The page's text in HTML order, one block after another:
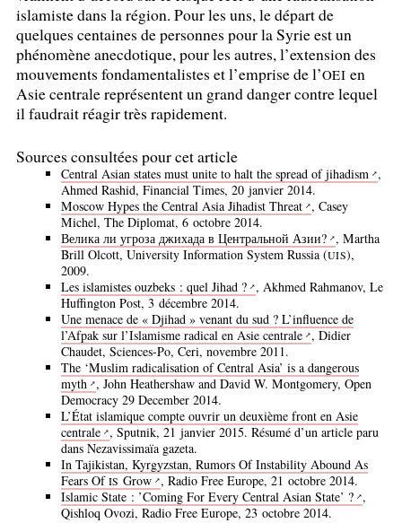
islamiste dans la région. Pour les uns, le départ de
quelques centaines de personnes pour la Syrie est un
phénomène anecdotique, pour les autres, l’extension des
mouvements fondamentalistes et l’emprise de l’OEI en
Asie centrale représentent un grand danger contre lequel
il faudrait réagir très rapidement.
Sources consultées pour cet article
Central Asian states must unite to halt the spread of jihadism ,
Ahmed Rashid, Financial Times, 20 janvier 2014.
Moscow Hypes the Central Asia Jihadist Threat , Casey
Michel, The Diplomat, 6 octobre 2014.
Велика ли угроза джихада в Центральной Азии? , Martha
Brill Olcott, University Information System Russia (UIS),
2009.
Les islamistes ouzbeks : quel Jihad ? , Akhmed Rahmanov, Le
Huffington Post, 3 décembre 2014.
Une menace de « Djihad » venant du sud ? L’influence de
l’Afpak sur l’Islamisme radical en Asie centrale , Didier
Chaudet, Sciences-Po, Ceri, novembre 2011.
The ‘Muslim radicalisation of Central Asia’ is a dangerous
myth , John Heathershaw and David W. Montgomery, Open
Democracy 29 December 2014.
L’État islamique compte ouvrir un deuxième front en Asie
centrale , Sputnik, 21 janvier 2015. Résumé d’un article paru
dans Nezavissimaïa gazeta.
In Tajikistan, Kyrgyzstan, Rumors Of Instability Abound As
Fears OfIS Grow , Radio Free Europe, 21 octobre 2014.
Islamic State : ’Coming For Every Central Asian State’ ? ,
Qishloq Ovozi, Radio Free Europe, 23 octobre 2014.